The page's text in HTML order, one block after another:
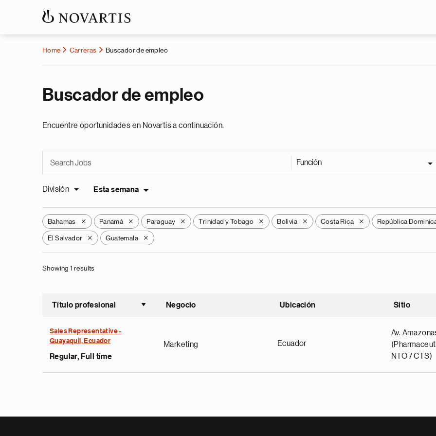
Home Carreras Buscador de empleo
Buscador de empleo
Encuentre oportunidades en Novartis a continuación.
Función
División Esta semana
Bahamas X Panamá X Paraguay X Trinidad y Tobago X Bolivia X Costa Rica X República
El Salvador X Guatemala X
Showing 1 results
Título profesional
Ordenar ascendente
Negocio Ubicación Sitio
Sales Representative -
Guayaquil, Ecuador
Regular, Full time
Marketing Ecuador
Av.
NTO / CTS)